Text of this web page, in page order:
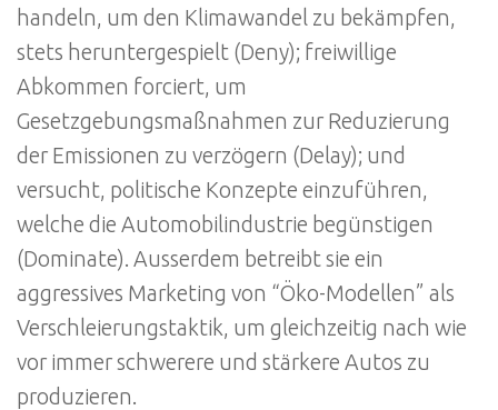
handeln, um den Klimawandel zu bekämpfen,
stets heruntergespielt (Deny); freiwillige
Abkommen forciert, um
Gesetzgebungsmaßnahmen zur Reduzierung
der Emissionen zu verzögern (Delay); und
versucht, politische Konzepte einzuführen,
welche die Automobilindustrie begünstigen
(Dominate). Ausserdem betreibt sie ein
aggressives Marketing von “Öko-Modellen” als
Verschleierungstaktik, um gleichzeitig nach wie
vor immer schwerere und stärkere Autos zu
produzieren.